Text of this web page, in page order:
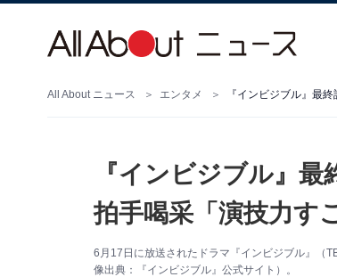
All About ニュース エンタメ
『インビジブル』
拍手喝采「演技力す
6月17日に放送されたドラマ『インビジブル』（
像出典：『インビジブル』公式サイト）。